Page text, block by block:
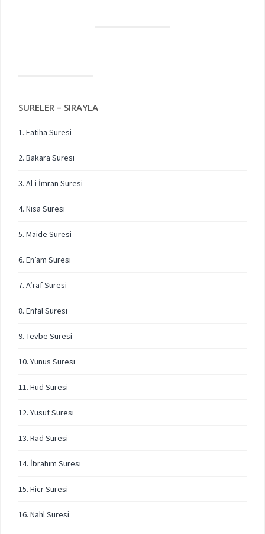
SURELER – SIRAYLA
1. Fatiha Suresi
2. Bakara Suresi
3. Al-i İmran Suresi
4. Nisa Suresi
5. Maide Suresi
6. En’am Suresi
7. A’raf Suresi
8. Enfal Suresi
9. Tevbe Suresi
10. Yunus Suresi
11. Hud Suresi
12. Yusuf Suresi
13. Rad Suresi
14. İbrahim Suresi
15. Hicr Suresi
16. Nahl Suresi